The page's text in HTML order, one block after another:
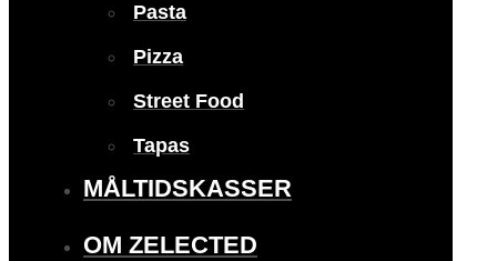
Pasta
Pizza
Street Food
Tapas
MÅLTIDSKASSER
OM ZELECTED